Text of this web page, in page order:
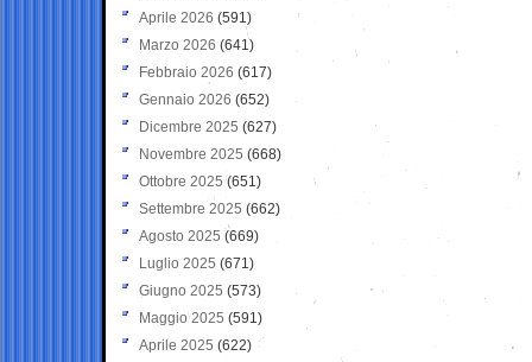
Aprile 2026 (591)
Marzo 2026 (641)
Febbraio 2026 (617)
Gennaio 2026 (652)
Dicembre 2025 (627)
Novembre 2025 (668)
Ottobre 2025 (651)
Settembre 2025 (662)
Agosto 2025 (669)
Luglio 2025 (671)
Giugno 2025 (573)
Maggio 2025 (591)
Aprile 2025 (622)